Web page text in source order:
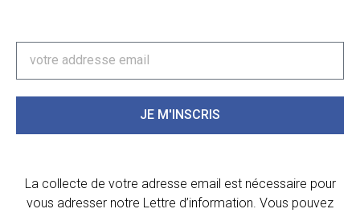
JE M'INSCRIS
La collecte de votre adresse email est nécessaire pour
vous adresser notre Lettre d’information. Vous pouvez